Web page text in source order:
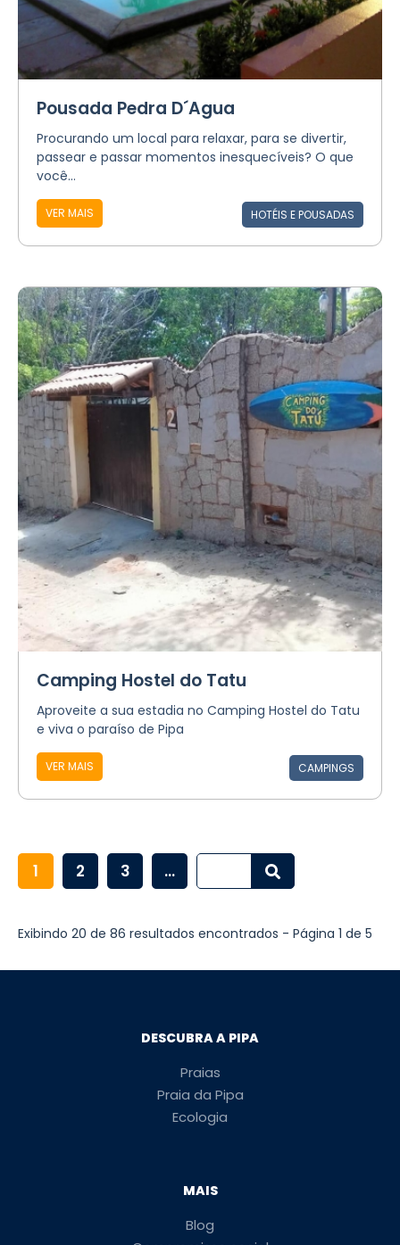
Pousada Pedra D´Agua
Procurando um local para relaxar, para se divertir,
passear e passar momentos inesquecíveis? O que
você...
VER MAIS HOTÉIS E POUSADAS
Camping Hostel do Tatu
Aproveite a sua estadia no Camping Hostel do Tatu
e viva o paraíso de Pipa
VER MAIS CAMPINGS
1 2 3 ...
Exibindo 20 de 86 resultados encontrados - Página 1 de 5
DESCUBRA A PIPA
Praias
Praia da Pipa
Ecologia
MAIS
Blog